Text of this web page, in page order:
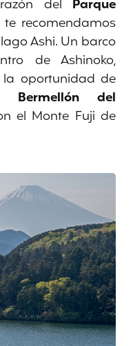
del Parque
te recomendamos
Ashi. Un barco
de Ashinoko,
oportunidad de
Bermellón del
el Monte Fuji de